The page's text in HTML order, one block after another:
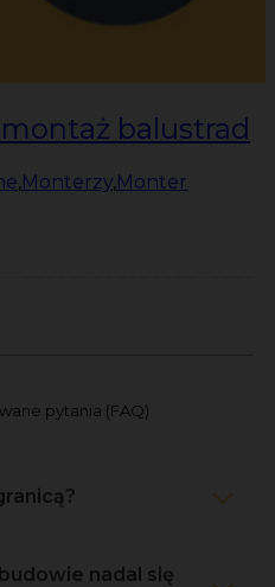
balustrad
,Monterzy,Monter
pytania (FAQ)
nadal się